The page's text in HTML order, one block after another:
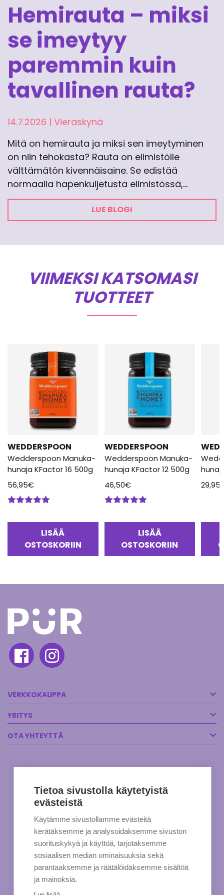
Hemirauta – miksi
se imeytyy
paremmin kuin
tavallinen rauta?
14.7.2026 | Vieraskynä
Mitä on hemirauta ja miksi sen imeytyminen
on niin tehokasta? Rauta on elimistölle
välttämätön kivennäisaine. Se edistää
normaalia hapenkuljetusta elimistössä,…
LUE BLOGI
VIIMEKSI KATSOMASI
TUOTTEET
WEDDERSPOON
Wedderspoon Manuka-
hunaja KFactor 16 500g
56,95€
LISÄÄ
OSTOSKORIIN
WEDDERSPOON
Wedderspoon Manuka-
hunaja KFactor 12 500g
46,50€
LISÄÄ
OSTOSKORIIN
29,95
VERKKOKAUPPA
YRITYS
OTA YHTEYTTÄ
Tietoa sivustolla käytetyistä
evästeistä
Käytämme sivustollamme evästeitä
kerätäksemme ja analysoidaksemme sivuston
suorituskykyä ja käyttöä, tarjotaksemme
sosiaalisen median ominaisuuksia sekä
parantaaksemme ja räätälöidäksemme sisältöä
ja mainoksia.